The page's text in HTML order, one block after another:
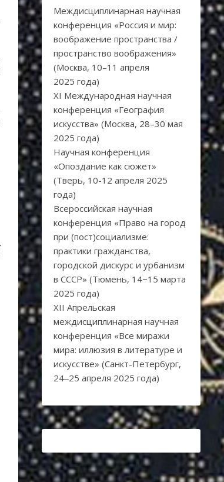
Междисциплинарная научная
конференция «Россия и мир:
воображение пространства /
пространство воображения»
(Москва, 10–11 апреля
2025 года)
XI Международная научная
конференция «География
искусства» (Москва, 28–30 мая
2025 года)
Научная конференция
«Опоздание как сюжет»
(Тверь, 10-12 апреля 2025
года)
Всероссийская научная
конференция «Право на город
при (пост)социализме:
практики гражданства,
городской дискурс и урбанизм
в СССР» (Тюмень, 14−15 марта
2025 года)
XII Апрельская
междисциплинарная научная
конференция «Все миражи
мира: иллюзия в литературе и
искусстве» (Санкт-Петербург,
24‒25 апреля 2025 года)